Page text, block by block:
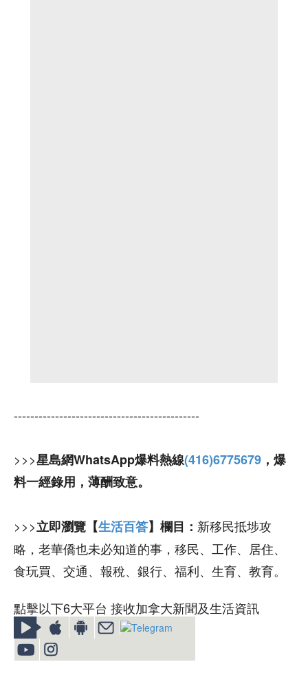
---------------------------------------------
>>>星島網WhatsApp爆料熱線(416)6775679 ，爆
料一經錄用，薄酬致意。
>>>立即瀏覽【生活百答】欄目： 新移民抵埗攻
略，老華僑也未必知道的事，移民、工作、居住、
食玩買、交通、報稅、銀行、福利、生育、教育。
點擊以下6大平台 接收加拿大新聞及生活資訊